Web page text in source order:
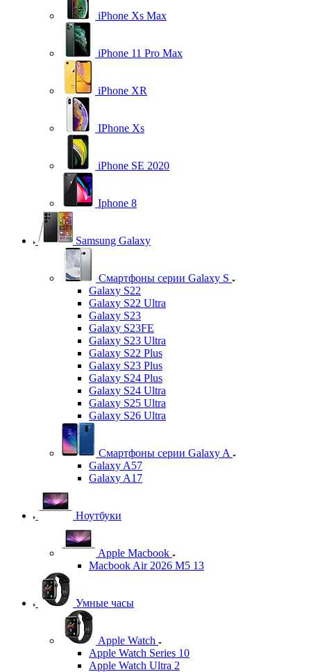
iPhone Xs Max
iPhone 11 Pro Max
iPhone XR
IPhone Xs
iPhone SE 2020
Iphone 8
Samsung Galaxy
Смартфоны серии Galaxy S
Galaxy S22
Galaxy S22 Ultra
Galaxy S23
Galaxy S23FE
Galaxy S23 Ultra
Galaxy S22 Plus
Galaxy S23 Plus
Galaxy S24 Plus
Galaxy S24 Ultra
Galaxy S25 Ultra
Galaxy S26 Ultra
Смартфоны серии Galaxy A
Galaxy A57
Galaxy A17
Ноутбуки
Apple Macbook
Macbook Air 2026 M5 13
Умные часы
Apple Watch
Apple Watch Series 10
Apple Watch Ultra 2